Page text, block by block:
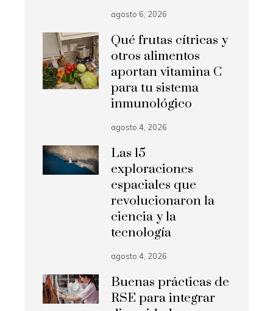
agosto 6, 2026
Qué frutas cítricas y
otros alimentos
aportan vitamina C
para tu sistema
inmunológico
agosto 4, 2026
Las 15
exploraciones
espaciales que
revolucionaron la
ciencia y la
tecnología
agosto 4, 2026
Buenas prácticas de
RSE para integrar